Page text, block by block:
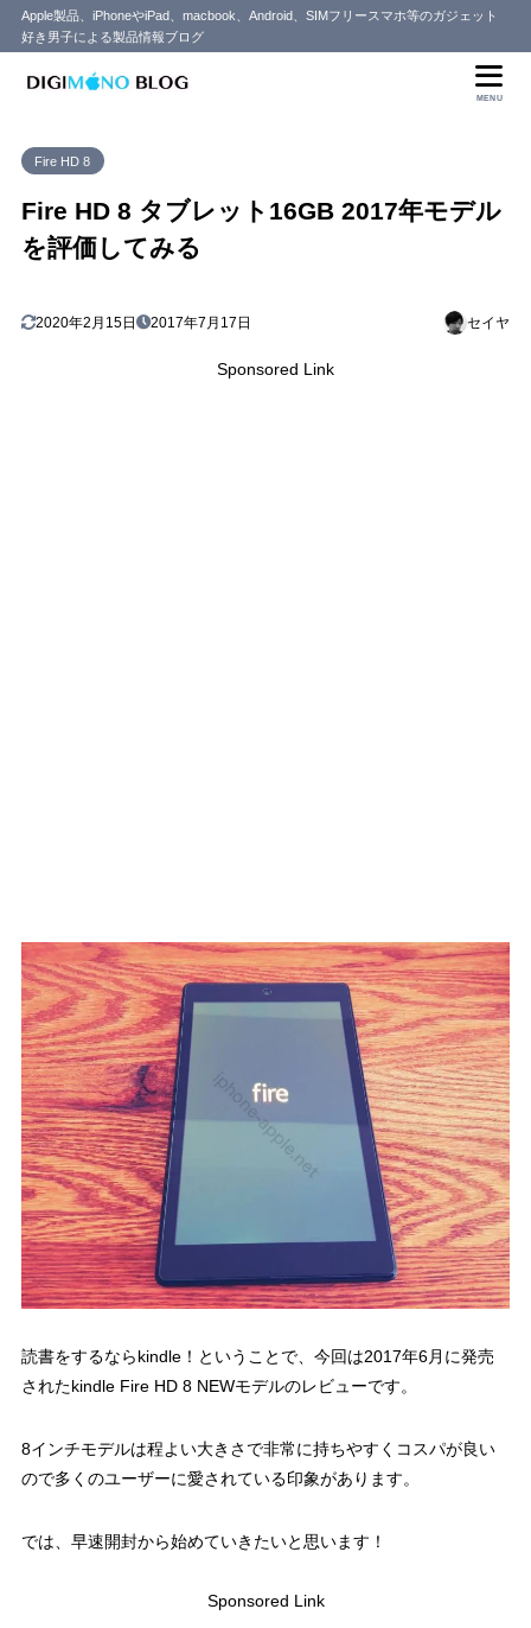
Apple製品、iPhoneやiPad、macbook、Android、SIMフリースマホ等のガジェット
好き男子による製品情報ブログ
MENU
Fire HD 8
Fire HD 8 タブレット16GB 2017年モデル
を評価してみる
2020年2月15日 2017年7月17日 セイヤ
Sponsored Link
読書をするならkindle！ということで、今回は2017年6月に発売
されたkindle Fire HD 8 NEWモデルのレビューです。
8インチモデルは程よい大きさで非常に持ちやすくコスパが良い
ので多くのユーザーに愛されている印象があります。
では、早速開封から始めていきたいと思います！
Sponsored Link
目次
2 サイズ感は良いが少し重いかも
3 kindle本、動画視聴やブラウジングなど
4 バッテリーの持ちも悪くない
6 電波の届かない場所ではオフライン視聴も可能
16GBと32GBはどちらが良い？